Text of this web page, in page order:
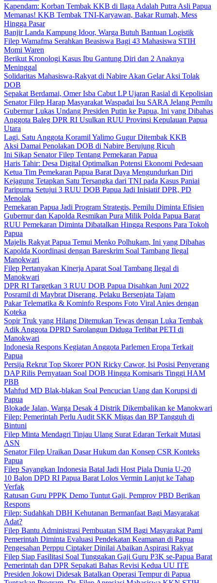
Kapendam: Korban Tembak KKB di Ilaga Adalah Putra Asli Papua
Memanas! KKB Tembak TNI-Karyawan, Bakar Rumah, Mess
Hingga Pasar
Banjir Landa Kampung Idoor, Warga Butuh Bantuan Logistik
Filep Wamafma Serahkan Beasiswa Bagi 43 Mahasiswa STIH
Momi Waren
Berikut Kronologi Kasus Ibu Gantung Diri dan 2 Anaknya
Meninggal
Solidaritas Mahasiswa-Rakyat di Nabire Akan Gelar Aksi Tolak
DOB
Sepakat Berdamai, Omer Isba Cabut LP Ujaran Rasial di Kepolisian
Senator Filep Harap Masyarakat Waspadai Isu SARA Jelang Pemilu
Gubernur Lukas Undang Presiden Putin ke Papua, Ini yang Dibahas
Anggota Baleg DPR RI Usulkan RUU Provinsi Kepulauan Papua
Utara
Lagi, Satu Anggota Koramil Yalimo Gugur Ditembak KKB
Aksi Damai Penolakan DOB di Nabire Berujung Ricuh
Ini Sikap Senator Filep Tentang Pemekaran Papua
Haris Tahir: Desa Digital Optimalkan Potensi Ekonomi Pedesaan
Ketua Tim Pemekaran Papua Barat Daya Mengundurkan Diri
Kejagung Tetapkan Satu Tersangka dari TNI pada Kasus Paniai
Paripurna Setujui 3 RUU DOB Papua Jadi Inisiatif DPR, PD
Menolak
Pemekaran Papua Jadi Program Strategis, Pemilu Diminta Efisien
Gubernur dan Kapolda Resmikan Pura Milik Polda Papua Barat
RUU Pemekaran Diminta Dibatalkan Hingga Respons Para Tokoh
Papua
Majelis Rakyat Papua Temui Menko Polhukam, Ini yang Dibahas
Kapolda Koordinasi dengan Bareskrim Soal Tambang Ilegal
Manokwari
Filep Pertanyakan Kinerja Aparat Soal Tambang Ilegal di
Manokwari
DPR RI Targetkan 3 RUU DOB Papua Disahkan Juni 2022
Posramil di Maybrat Diserang, Pelaku Bersenjata Tajam
Pakar Telematika & Kominfo Respons Foto Viral Anies dengan
Koteka
Sopir Truk yang Hilang Ditemukan Tewas dengan Luka Tembak
Adik Anggota DPRD Sarolangun Diduga Terlibat PETI di
Manokwari
Indonesia Respons Kegiatan Anggota Parlemen Eropa Terkait
Papua
Persija Rekrut Top Skorer PON Ricky Cawor, Isi Posisi Penyerang
DAP Rilis Pernyataan Soal DOB Hingga Komisaris Tinggi HAM
PBB
Mahfud MD Blak-blakan Soal Pencucian Uang dan Korupsi di
Papua
Blokade Jalan, Warga Desak 4 Distrik Dikembalikan ke Manokwari
Filep: Pemerintah Perlu Audit SKK Migas dan BP Tangguh di
Bintuni
Filep Minta Mendagri Tinjau Ulang Surat Edaran Terkait Mutasi
ASN
Senator Filep Uraikan Dasar Hukum dan Konsep CSR Konteks
Papua
Filep Sayangkan Indonesia Batal Jadi Host Piala Dunia U-20
10 Balon DPD RI Papua Barat Lolos Vermin Lanjut ke Tahap
Verfak
Ratusan Guru PPPK Demo Tuntut Gaji, Pemprov PBD Berikan
Respons
Filep: Sudahkah DBH Kehutanan Bermanfaat Bagi Masyarakat
Adat?
Filep Bantu Administrasi Pembuatan SIM Bagi Masyarakat Pami
Pemerintah Diminta Evaluasi Pendekatan Keamanan di Papua
Pengesahan Perppu Ciptaker Dinilai Abaikan Aspirasi Rakyat
Filep Siap Fasilitasi Soal Tunggakan Gaji Guru P3K se-Papua Barat
Pemerintah dan DPR Sepakati Bahas Revisi Kedua UU ITE
Presiden Jokowi Didesak Batalkan Operasi Tempur di Papua